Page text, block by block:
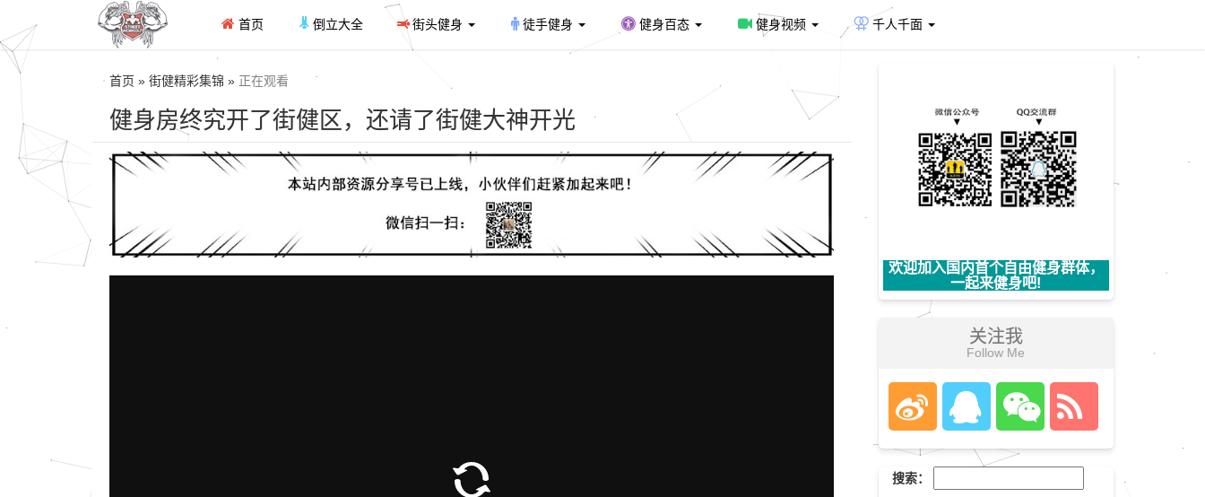
首页 倒立大全 街头健身 徒手健身 健身百态 健身视频 千人千面
首页 » 街健精彩集锦 » 正在观看
健身房终究开了街健区，还请了街健大神开光
欢迎加入国内首个自由健身群体，
一起来健身吧!
关注我
Follow Me
搜索：